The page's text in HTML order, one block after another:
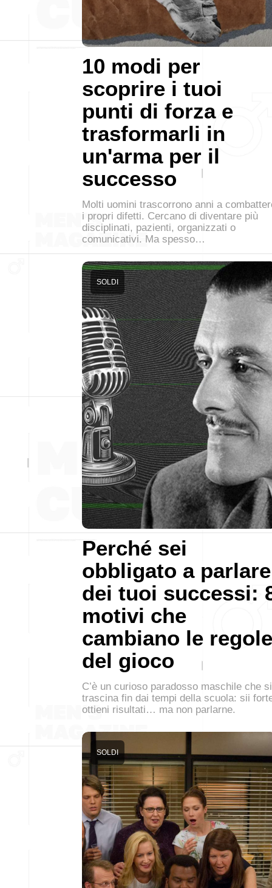
10 modi per
scoprire i tuoi
punti di forza e
trasformarli in
un'arma per il
successo
Molti uomini trascorrono anni a
i propri difetti. Cercano di diventare più
disciplinati, pazienti, organizzati o
comunicativi. Ma spesso…
Perché sei
obbligato a parlare
dei tuoi successi:
motivi che
cambiano le regole
del gioco
SOLDI
C’è un curioso paradosso maschile che si
trascina fin dai tempi della scuola: sii
ottieni risultati… ma non parlarne.
SOLDI